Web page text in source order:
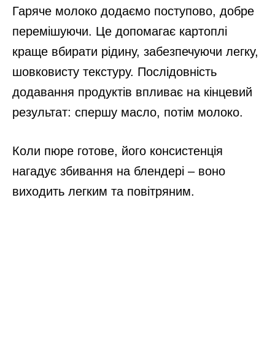
Гаряче молоко додаємо поступово, добре
перемішуючи. Це допомагає картоплі
краще вбирати рідину, забезпечуючи легку,
шовковисту текстуру. Послідовність
додавання продуктів впливає на кінцевий
результат: спершу масло, потім молоко.
Коли пюре готове, його консистенція
нагадує збивання на блендері – воно
виходить легким та повітряним.